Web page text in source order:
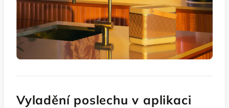
Vyladění poslechu v aplikaci